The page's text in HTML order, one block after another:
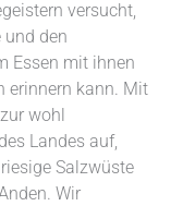
versucht,
und den
Essen mit ihnen
erinnern kann. Mit
wohl
Landes auf,
Salzwüste
Wir